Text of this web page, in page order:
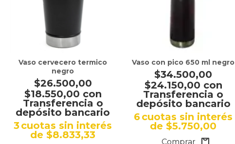
Vaso cervecero termico
negro
$26.500,00
$18.550,00 con
Transferencia o
depósito bancario
3cuotas sin interés
de$8.833,33
Vaso con pico 650 ml negro
$34.500,00
$24.150,00 con
Transferencia o
depósito bancario
6cuotas sin interés
de$5.750,00